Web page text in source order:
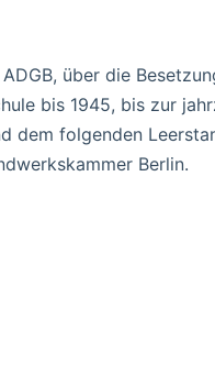
über die
bis 1945, bis zur
dem folgenden
Berlin.